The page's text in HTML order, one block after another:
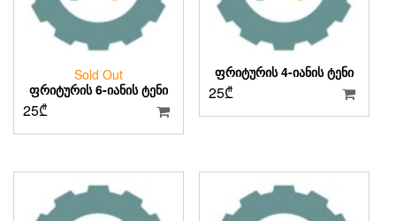
Sold Out
ᲤᲠᲘᲢᲣᲠᲘᲡ 6-ᲘᲐᲜᲘᲡ ᲢᲔᲜᲘ
25₾
ᲤᲠᲘᲢᲣᲠᲘᲡ 4-ᲘᲐᲜᲘᲡ ᲢᲔᲜᲘ
25₾